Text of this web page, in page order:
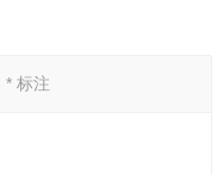
*标注